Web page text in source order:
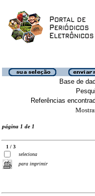
Base de
Referências
página 1 de 1
1 / 3
seleciona
para imprimir